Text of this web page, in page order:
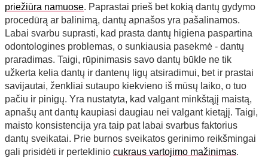
priežiūra namuose. Paprastai prieš bet kokią dantų gydymo
procedūrą ar balinimą, dantų apnašos yra pašalinamos.
Labai svarbu suprasti, kad prasta dantų higiena paspartina
odontologines problemas, o sunkiausia pasekmė - dantų
praradimas. Taigi, rūpinimasis savo dantų būkle ne tik
užkerta kelia dantų ir dantenų ligų atsiradimui, bet ir prastai
savijautai, ženkliai sutaupo kiekvieno iš mūsų laiko, o tuo
pačiu ir pinigų. Yra nustatyta, kad valgant minkštąjį maistą,
apnašų ant dantų kaupiasi daugiau nei valgant kietąjį. Taigi,
maisto konsistencija yra taip pat labai svarbus faktorius
dantų sveikatai. Prie burnos sveikatos gerinimo reikšmingai
gali prisidėti ir perteklinio cukraus vartojimo mažinimas.